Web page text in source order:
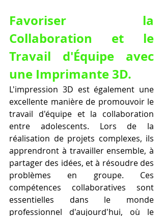
Favoriser la
Collaboration et le
Travail d'Équipe avec
une Imprimante 3D.
L'impression 3D est également une
excellente manière de promouvoir le
travail d'équipe et la collaboration
entre adolescents. Lors de la
réalisation de projets complexes, ils
apprendront à travailler ensemble, à
partager des idées, et à résoudre des
problèmes en groupe. Ces
compétences collaboratives sont
essentielles dans le monde
professionnel d'aujourd'hui, où le